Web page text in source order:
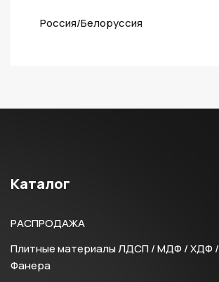
Россия/Белоруссия
Каталог
РАСПРОДАЖА
Плитные материалы ЛДСП / МДФ / ХДФ /
Фанера